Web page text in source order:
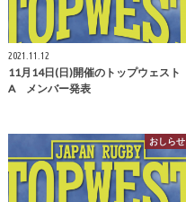
2021.11.12
11月14日(日)開催のトップウェスト
A メンバー発表
おしらせ